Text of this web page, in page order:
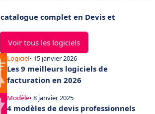
complet en Devis et
Voir tous les logiciels
Logiciel• 15 janvier 2026
Les 9 meilleurs logiciels de
facturation en 2026
Modèle• 8 janvier 2025
4 modèles de devis professionnels